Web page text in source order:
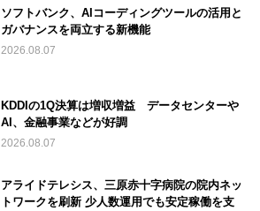
ソフトバンク、AIコーディングツールの活用と
ガバナンスを両立する新機能
2026.08.07
KDDIの1Q決算は増収増益 データセンターや
AI、金融事業などが好調
2026.08.07
アライドテレシス、三原赤十字病院の院内ネッ
トワークを刷新 少人数運用でも安定稼働を支